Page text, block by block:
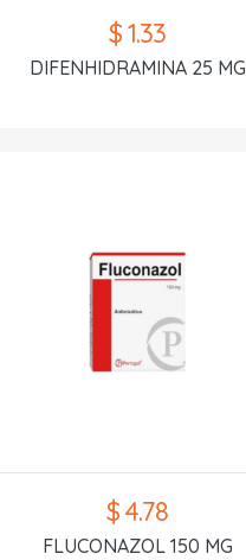
$ 1.33
DIFENHIDRAMINA 25 MG
$ 4.78
FLUCONAZOL 150 MG